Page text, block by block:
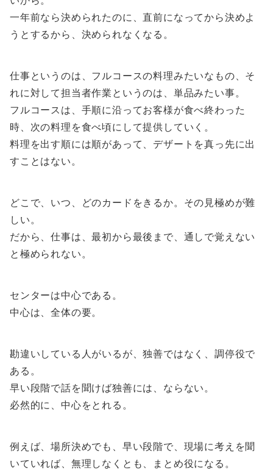
一年前なら決められたのに、直前になってから決めよ
うとするから、決められなくなる。
仕事というのは、フルコースの料理みたいなもの、そ
れに対して担当者作業というのは、単品みたい事。
フルコースは、手順に沿ってお客様が食べ終わった
時、次の料理を食べ頃にして提供していく。
料理を出す順には順があって、デザートを真っ先に出
すことはない。
どこで、いつ、どのカードをきるか。その見極めが難
しい。
だから、仕事は、最初から最後まで、通しで覚えない
と極められない。
センターは中心である。
中心は、全体の要。
勘違いしている人がいるが、独善ではなく、調停役で
ある。
早い段階で話を聞けば独善には、ならない。
必然的に、中心をとれる。
例えば、場所決めでも、早い段階で、現場に考えを聞
いていれば、無理しなくとも、まとめ役になる。